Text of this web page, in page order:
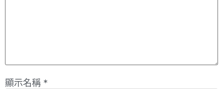
顯示名稱 *